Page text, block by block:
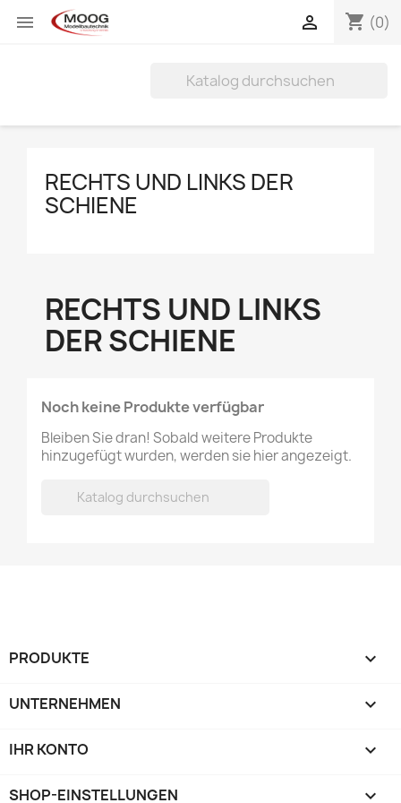
 shopping_cart (0)

RECHTS UND LINKS DER
SCHIENE
RECHTS UND LINKS
DER SCHIENE
Noch keine Produkte verfügbar
Bleiben Sie dran! Sobald weitere Produkte
hinzugefügt wurden, werden sie hier angezeigt.
PRODUKTE 
UNTERNEHMEN 
IHR KONTO 
SHOP-EINSTELLUNGEN keyboard_arrow_down